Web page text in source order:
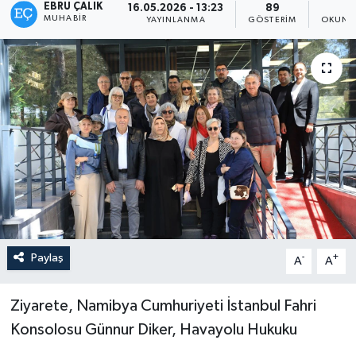
EBRU ÇALIK
MUHABIR
16.05.2026 - 13:23
YAYINLANMA
89
GÖSTERIM
Paylaş A- A+
Ziyarete, Namibya Cumhuriyeti İstanbul Fahri
Konsolosu Günnur Diker, Havayolu Hukuku